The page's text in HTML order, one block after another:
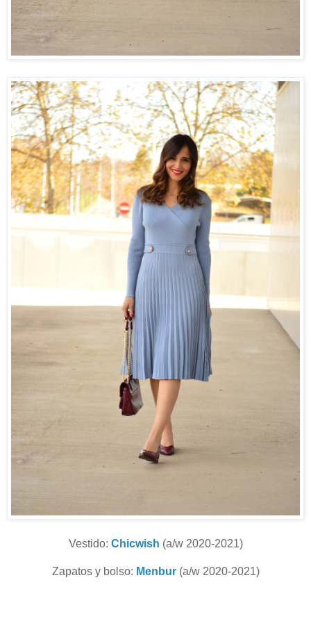
Vestido: Chicwish (a/w 2020-2021)
Zapatos y bolso: Menbur(a/w 2020-2021)